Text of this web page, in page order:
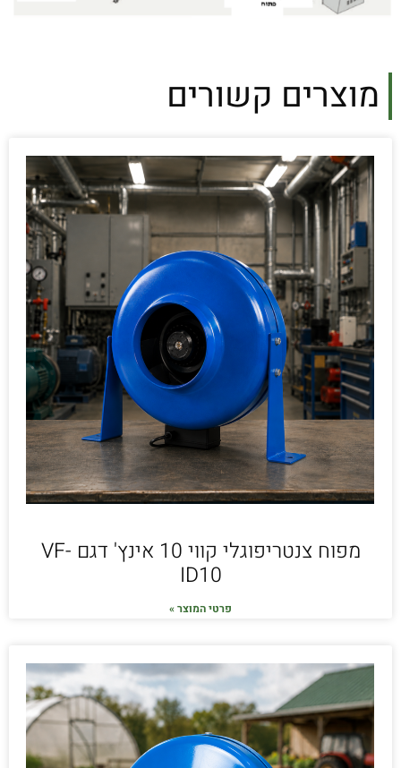
מוצרים קשורים
מפוח צנטריפוגלי קווי 10 אינץ' דגם VF-
ID10
פרטי המוצר »